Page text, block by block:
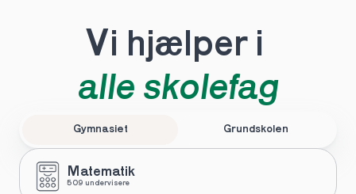
Vi hjælper i
alle skolefag
Gymnasiet Grundskolen
Matematik
509 undervisere